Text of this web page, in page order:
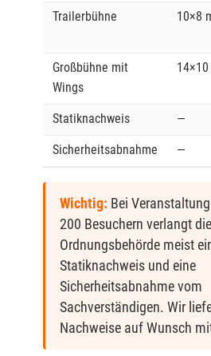
Trailerbühne 10×8
Großbühne mit
Wings
14×10
Statiknachweis —
Sicherheitsabnahme —
Wichtig: Bei
200 Besuchern verlangt
Ordnungsbehörde meist
Statiknachweis und eine
Sicherheitsabnahme vom
Sachverständigen. Wir
Nachweise auf Wunsch